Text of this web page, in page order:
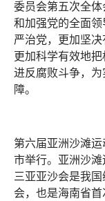
委员会第五次全
和加强党的全面
严治党，更加坚决
更加科学有效地
进反腐败斗争，为
障。
第六届亚洲沙滩
市举行。亚洲沙滩
三亚亚沙会是我
会，也是海南省首